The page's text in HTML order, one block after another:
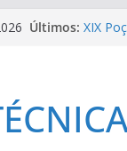
Últimos: XIX